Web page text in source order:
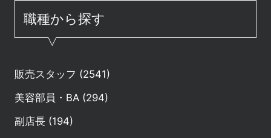
職種から探す
販売スタッフ (2541)
美容部員・BA (294)
副店長 (194)